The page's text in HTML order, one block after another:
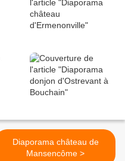
Diaporama château de
Mansencôme >